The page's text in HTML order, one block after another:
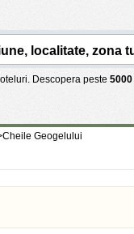
Descopera peste 5000
Cheile Geogelului